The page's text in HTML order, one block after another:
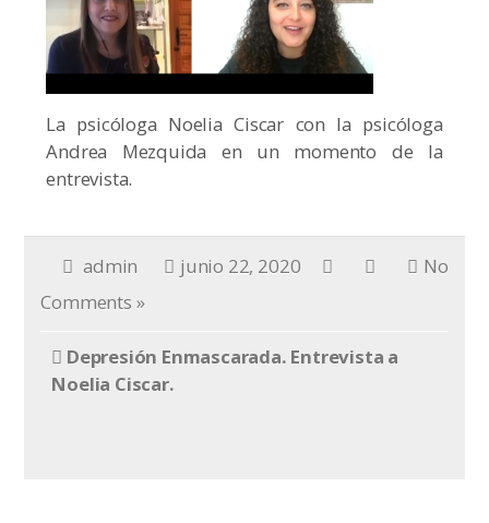
La psicóloga Noelia Ciscar con la psicóloga
Andrea Mezquida en un momento de la
entrevista.
admin junio 22, 2020
No
Comments »
Depresión Enmascarada. Entrevista a
Noelia Ciscar.